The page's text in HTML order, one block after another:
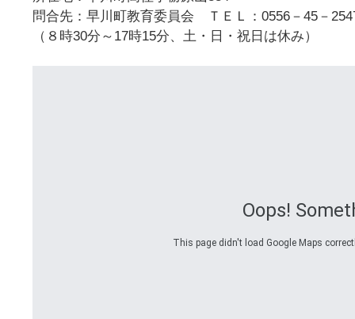
問合先：早川町教育委員会 ＴＥＬ：0556－45－
（８時30分～17時15分、土・日・祝日は休み）